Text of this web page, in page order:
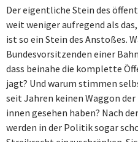
Der eigentliche Stein des
weit weniger aufregend als
ist so ein Stein des Anstoßes.
Bundesvorsitzenden einer
dass beinahe die komplette
jagt? Und warum stimmen
seit Jahren keinen Waggon
innen gesehen haben? Nach
werden in der Politik sogar